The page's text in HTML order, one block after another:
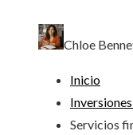
Chloe
Inicio
Servicios